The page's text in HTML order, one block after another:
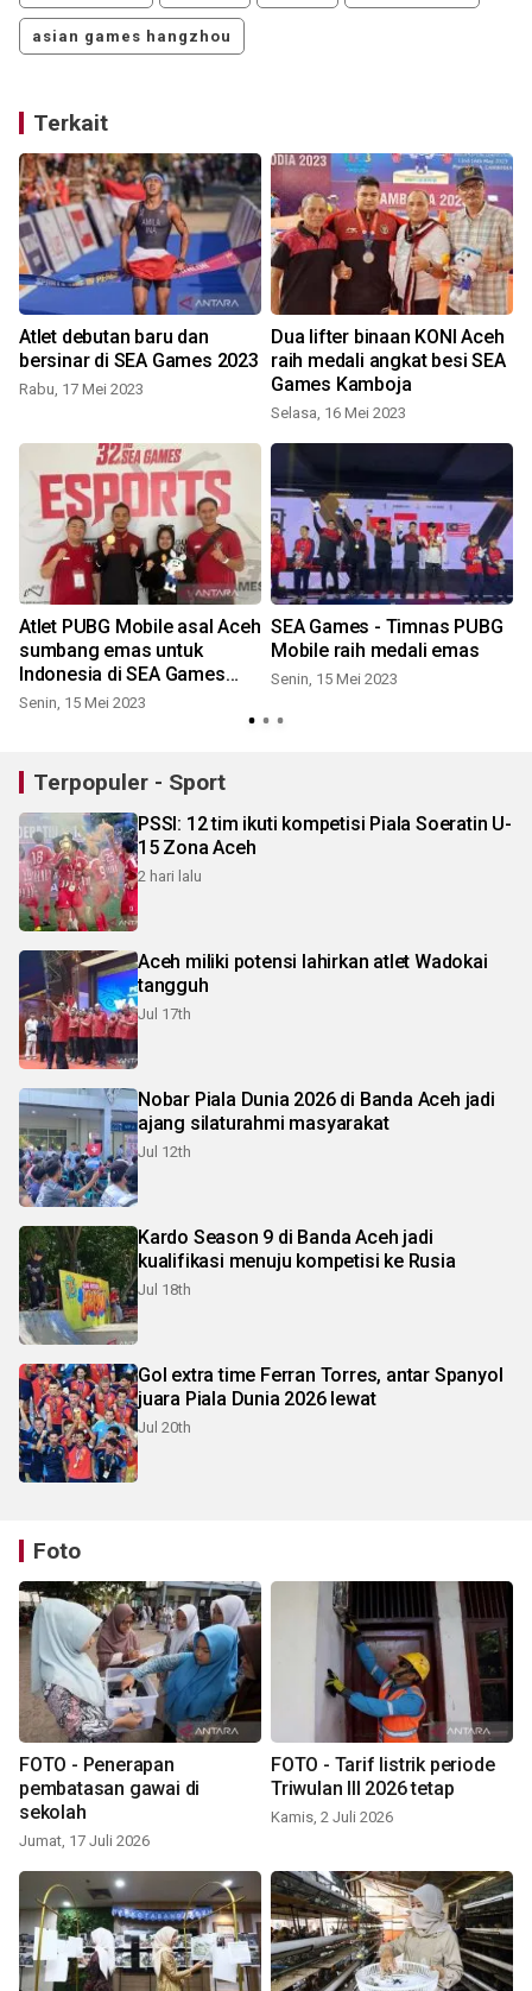
asian games hangzhou
Terkait
Atlet debutan baru dan
bersinar di SEA Games 2023
Rabu, 17 Mei 2023
Dua lifter binaan KONI Aceh
raih medali angkat besi SEA
Games Kamboja
Selasa, 16 Mei 2023
Atlet PUBG Mobile asal Aceh
sumbang emas untuk
Indonesia di SEA Games
Kamboja
Senin, 15 Mei 2023
SEA Games - Timnas PUBG
Mobile raih medali emas
Senin, 15 Mei 2023
Terpopuler - Sport
PSSI: 12 tim ikuti kompetisi Piala Soeratin U-
15 Zona Aceh
2 hari lalu
Aceh miliki potensi lahirkan atlet Wadokai
tangguh
Jul 17th
Nobar Piala Dunia 2026 di Banda Aceh jadi
ajang silaturahmi masyarakat
Jul 12th
Kardo Season 9 di Banda Aceh jadi
kualifikasi menuju kompetisi ke Rusia
Jul 18th
Gol extra time Ferran Torres, antar Spanyol
juara Piala Dunia 2026 lewat
Jul 20th
Foto
FOTO - Penerapan
pembatasan gawai di
sekolah
Jumat, 17 Juli 2026
FOTO - Tarif listrik periode
Triwulan III 2026 tetap
Kamis, 2 Juli 2026